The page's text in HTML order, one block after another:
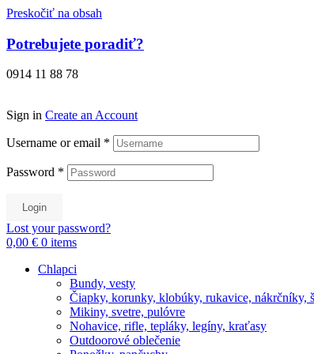
Preskočiť na obsah
Potrebujete poradiť?
0914 11 88 78
Sign in Create an Account
Username or email *
Password *
Login
Lost your password?
0,00 € 0 items
Chlapci
Bundy, vesty
Čiapky, korunky, klobúky, rukavice, nákrčníky,
Mikiny, svetre, pulóvre
Nohavice, rifle, tepláky, legíny, kraťasy
Outdoorové oblečenie